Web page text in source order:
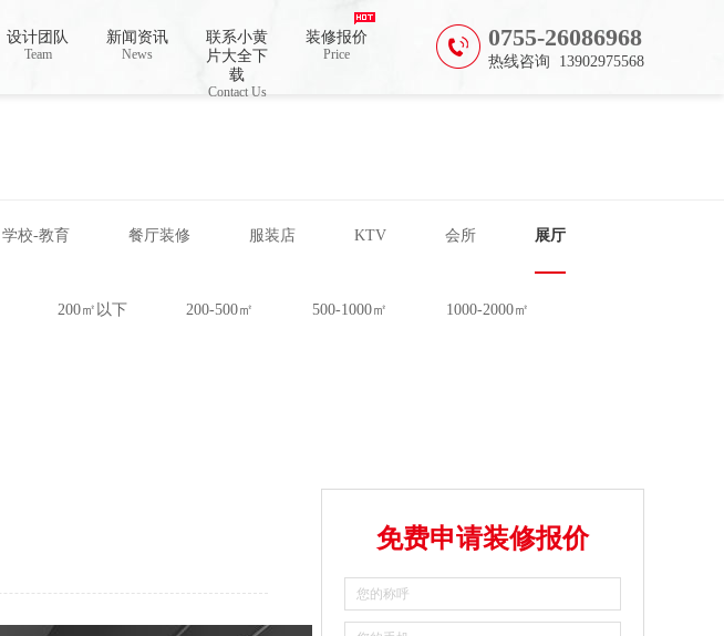
0755-26086968
热线咨询 13902975568
设计团队
Team
新闻资讯
News
联系小黄
片大全下
载
Contact Us
装修报价
Price
学校-教育 餐厅装修 服装店 KTV 会所 展厅
200㎡以下 200-500㎡ 500-1000㎡ 1000-2000㎡
免费申请装修报价